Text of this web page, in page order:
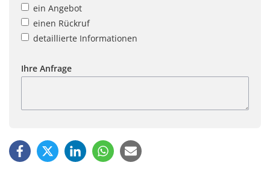
ein Angebot
einen Rückruf
detaillierte Informationen
Ihre Anfrage